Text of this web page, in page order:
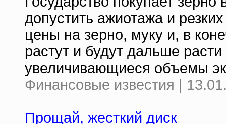
допустить ажиотажа и
цены на зерно, муку и, в
растут и будут дальше
увеличивающиеся объемы
Финансовые известия |
Прощай, жесткий диск